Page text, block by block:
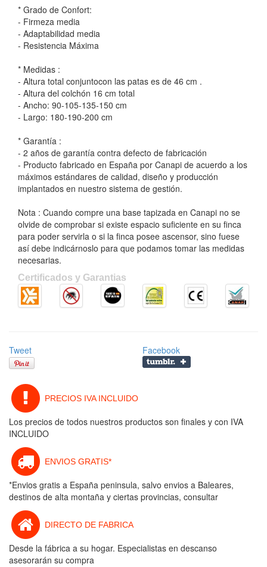
* Grado de Confort:
- Firmeza media
- Adaptabilidad media
- Resistencia Máxima
* Medidas :
- Altura total conjuntocon las patas es de 46 cm .
- Altura del colchón 16 cm total
- Ancho: 90-105-135-150 cm
- Largo: 180-190-200 cm
* Garantía :
- 2 años de garantía contra defecto de fabricación
- Producto fabricado en España por Canapi de acuerdo a los
máximos estándares de calidad, diseño y producción
implantados en nuestro sistema de gestión.
Nota : Cuando compre una base tapizada en Canapi no se
olvide de comprobar si existe espacio suficiente en su finca
para poder servirla o si la finca posee ascensor, sino fuese
así debe indicárnoslo para que podamos tomar las medidas
necesarias.
Certificados y Garantias
Tweet Facebook
PRECIOS IVA INCLUIDO
Los precios de todos nuestros productos son finales y con IVA
INCLUIDO
ENVIOS GRATIS*
*Envios gratis a España peninsula, salvo envios a Baleares,
destinos de alta montaña y ciertas provincias, consultar
DIRECTO DE FABRICA
Desde la fábrica a su hogar. Especialistas en descanso
asesorarán su compra